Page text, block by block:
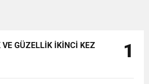
VE GÜZELLİK İKİNCİ KEZ
1